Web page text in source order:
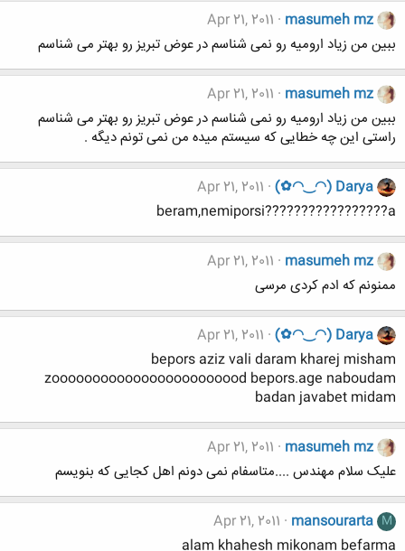
masumeh mz
Apr 21, 2011
ببین من زیاد ارومیه رو نمی شناسم در عوض تبریز رو بهتر می شناسم
masumeh mz
Apr 21, 2011
ببین من زیاد ارومیه رو نمی شناسم در عوض تبریز رو بهتر می شناسم
راستی این چه خطایی که سیستم میده من نمی تونم دیگه .
(✿◠‿◠) Darya
Apr 21, 2011
beram,nemiporsi?????????????????a
masumeh mz
Apr 21, 2011
ممنونم که ادم کردی مرسی
(✿◠‿◠) Darya
Apr 21, 2011
bepors aziz vali daram kharej misham
zoooooooooooooooooooooood bepors.age naboudam
badan javabet midam
masumeh mz
Apr 21, 2011
علیک سلام مهندس ....متاسفام نمی دونم اهل کجایی که بنویسم
M
mansourarta
Apr 21, 2011
alam khahesh mikonam befarma